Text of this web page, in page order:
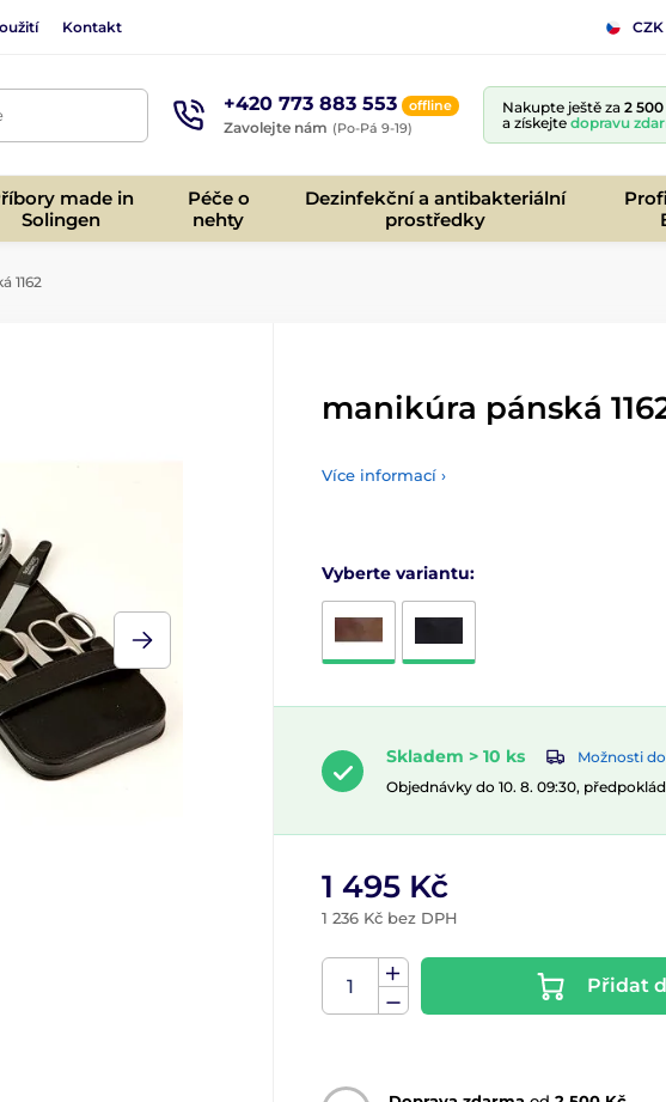
Kontakt CZK
+420 773 883 553 offline
Zavolejte nám (Po-Pá 9-19)
Nakupte ještě za 2
a získejte dopravu
made in
Solingen
Péče o
nehty
Dezinfekční a antibakteriální
prostředky
1162
manikúra pánská
Více informací ›
Vyberte variantu:
Skladem > 10 ks
Možnosti
Objednávky do 10. 8. 09:30,
1 495 Kč
1 236 Kč bez DPH
Přidat